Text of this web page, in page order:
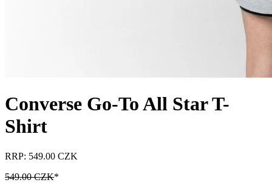
Converse Go-To All Star T-
Shirt
RRP: 549.00 CZK
549.00 CZK*